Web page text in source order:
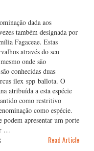
dada aos
também designada por
Fagaceae. Estas
através do seu
onde são
conhecidas duas
ilex spp ballota. O
atribuída a esta espécie
como restritivo
como espécie.
podem apresentar um porte
…
Read Article